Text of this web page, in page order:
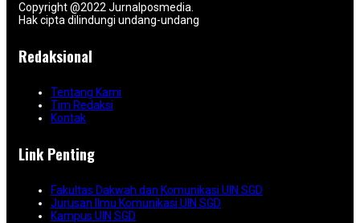
Copyright @2022 Jurnalposmedia.
Hak cipta dilindungi undang-undang
Redaksional
Tentang Kami
Tim Redaksi
Kontak
Link Penting
Fakultas Dakwah dan Komunikasi UIN SGD
Jurusan Ilmu Komunikasi UIN SGD
Kampus UIN SGD